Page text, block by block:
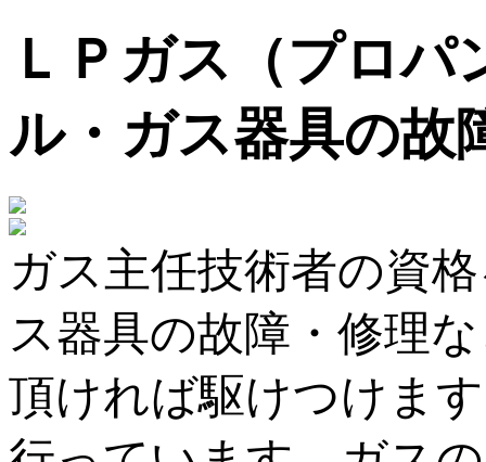
ＬＰガス（プロ
ル・ガス器具の故
ガス主任技術者の資
ス器具の故障・修理
頂ければ駆けつけま